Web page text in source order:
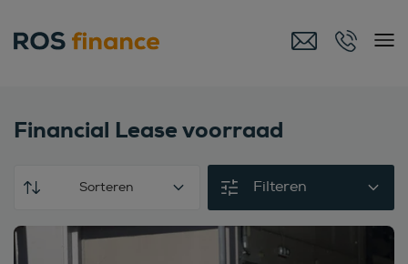
Financial Lease voorraad
Sorteren Filteren
Bekijk deze auto